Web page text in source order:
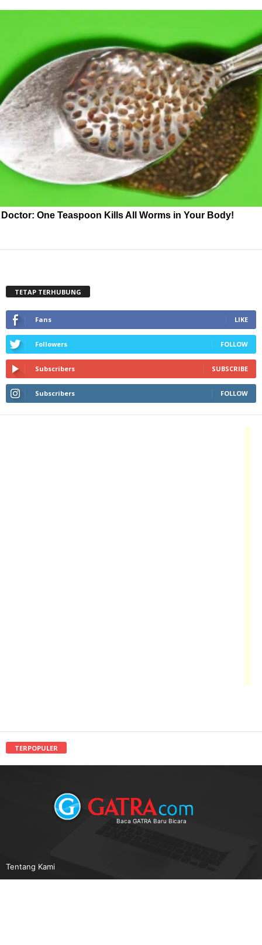
Doctor: One Teaspoon Kills All Worms in Your Body!
TETAP TERHUBUNG
Fans LIKE
Followers FOLLOW
Subscribers SUBSCRIBE
Subscribers FOLLOW
TERPOPULER
Baca GATRA Baru Bicara
Tentang Kami